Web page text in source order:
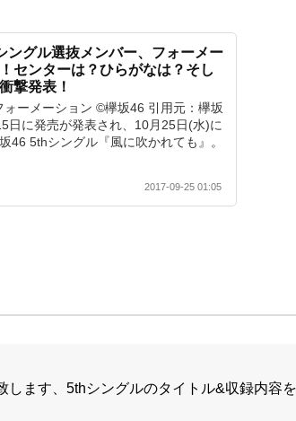
ングル選抜メンバー、フォーメー
センターは？ひらがなは？そし
撃発表！
ォーメーション ©欅坂46 引用元：欅坂
日に発売が発表され、10月25日(水)に
46 5thシングル『風に吹かれても』。
2017-09-25 01:05
します、5thシングルのタイトル&収録内容